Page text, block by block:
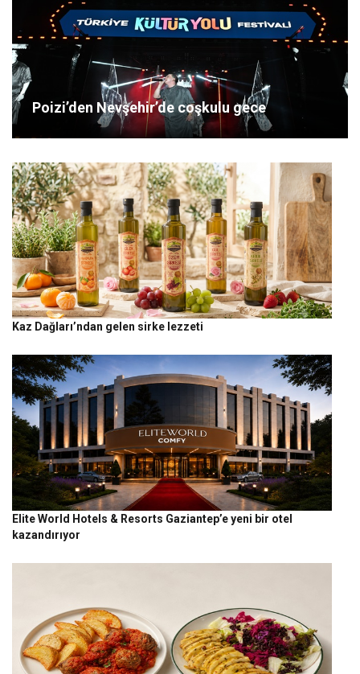
Poizi’den Nevşehir’de coşkulu gece
Kaz Dağları’ndan gelen sirke lezzeti
Elite World Hotels & Resorts Gaziantep’e yeni bir otel
kazandırıyor